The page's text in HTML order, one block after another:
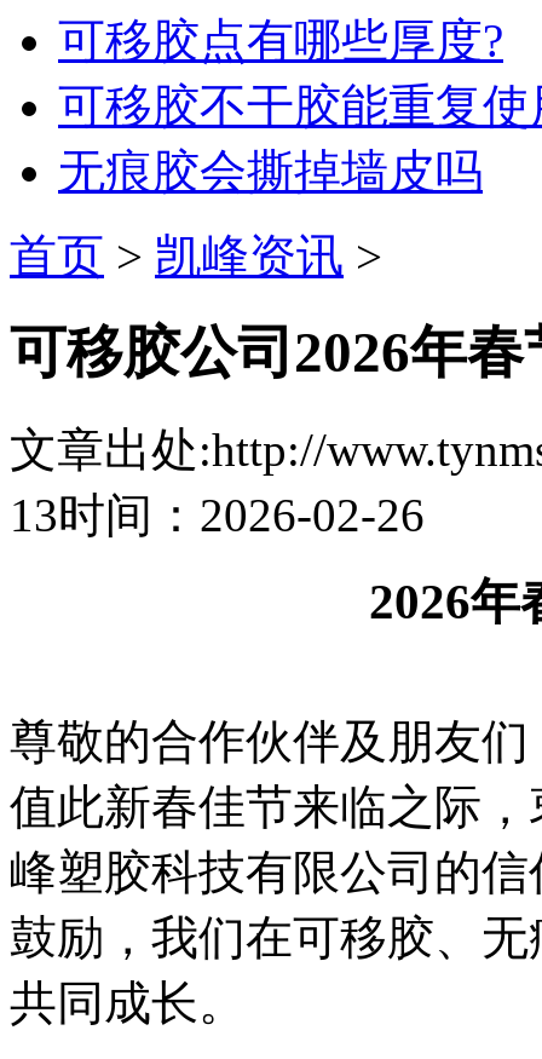
可移胶点有哪些厚度?
可移胶不干胶能重复
无痕胶会撕掉墙皮吗
首页 > 凯峰资讯 >
可移胶公司2026年
文章出处:http://
13时间：2026-02-26
2026年
尊敬的合作伙伴及朋友
值此新春佳节来临之际
峰塑胶科技有限公司的
鼓励，我们在可移胶、
共同成长。